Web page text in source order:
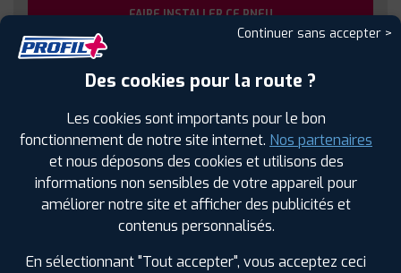
FAIRE INSTALLER CE PNEU
Sous réserve de disponibilité en agence
SPÉCIFICATIONS AVIS CLIENTS ÉTIQUETAGE
Étiquetage
Continuer sans accepter >
Des cookies pour la route ?
Les cookies sont importants pour le bon
fonctionnement de notre site internet. Nos partenaires
et nous déposons des cookies et utilisons des
informations non sensibles de votre appareil pour
améliorer notre site et afficher des publicités et
contenus personnalisés.
En sélectionnant "Tout accepter", vous acceptez ceci